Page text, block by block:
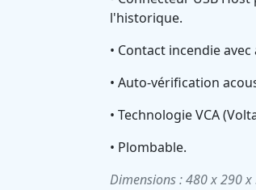
l'historique.
• Contact incendie
• Auto-vérification
• Technologie VCA
• Plombable.
Dimensions : 480 x 290